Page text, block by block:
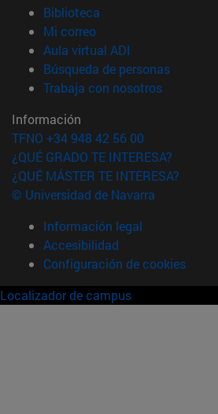
Biblioteca
Mi correo(abre en nueva
Aula virtual ADI
Búsqueda de personas(abre en
Trabaja con nosotros(abre en
Información
TFNO +34 948 42 56 00
¿QUÉ GRADO TE INTERESA?
¿QUÉ MÁSTER TE INTERESA?
© Universidad de Navarra
Información legal
Accesibilidad
Configuración de cookies
Localizador de campus